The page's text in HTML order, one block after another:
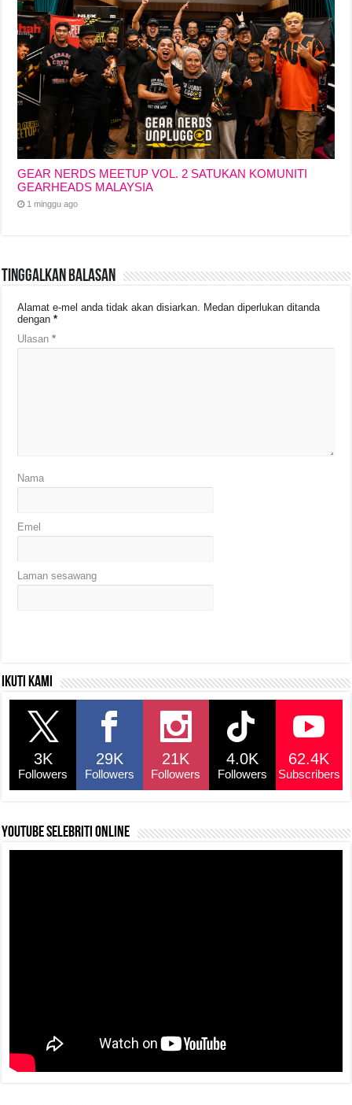
GEAR NERDS MEETUP VOL. 2 SATUKAN KOMUNITI
GEARHEADS MALAYSIA
1 minggu ago
Tinggalkan Balasan
Alamat e-mel anda tidak akan disiarkan. Medan diperlukan ditanda
dengan*
Ulasan*
Nama
Emel
Laman sesawang
Ikuti kami
3K
Followers
29K
Followers
21K
Followers
4.0K
Followers
62.4K
Subscribers
YouTube selebriti online